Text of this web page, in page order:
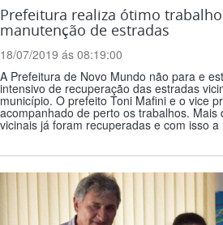
Prefeitura realiza ótimo
manutenção de estradas
18/07/2019 ás 08:19:00
A Prefeitura de Novo Mundo não para e
intensivo de recuperação das estradas
município. O prefeito Toni Mafini e o vice
acompanhado de perto os trabalhos. Mais
vicinais já foram recuperadas e com isso a